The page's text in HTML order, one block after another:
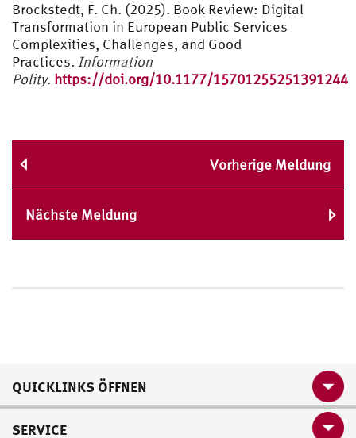
Brockstedt, F. Ch. (2025). Book Review: Digital
Transformation in European Public Services
Complexities, Challenges, and Good
Practices. Information
Polity. https://doi.org/10.1177/15701255251391244
Vorherige Meldung
Nächste Meldung
QUICKLINKS ÖFFNEN
SERVICE